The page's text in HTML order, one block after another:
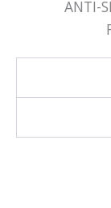
ANTI-